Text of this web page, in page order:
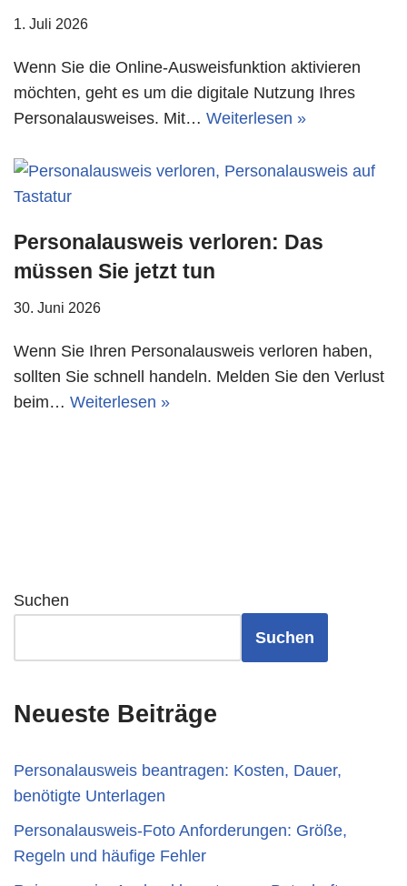
1. Juli 2026
Wenn Sie die Online-Ausweisfunktion aktivieren
möchten, geht es um die digitale Nutzung Ihres
Personalausweises. Mit… Weiterlesen »
Personalausweis verloren: Das
müssen Sie jetzt tun
30. Juni 2026
Wenn Sie Ihren Personalausweis verloren haben,
sollten Sie schnell handeln. Melden Sie den Verlust
beim… Weiterlesen »
Suchen
Suchen
Neueste Beiträge
Personalausweis beantragen: Kosten, Dauer,
benötigte Unterlagen
Personalausweis-Foto Anforderungen: Größe,
Regeln und häufige Fehler